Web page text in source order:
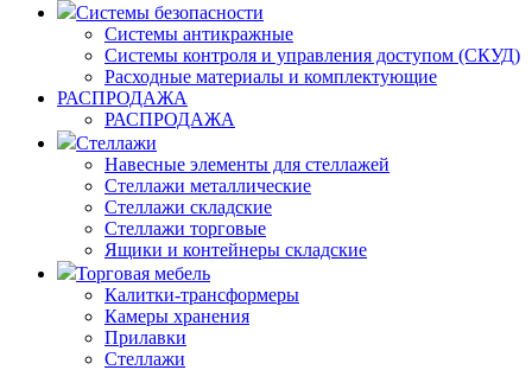
Системы безопасности
Системы антикражные
Системы контроля и управления доступом (СКУД)
Расходные материалы и комплектующие
РАСПРОДАЖА
РАСПРОДАЖА
Стеллажи
Навесные элементы для стеллажей
Стеллажи металлические
Стеллажи складские
Стеллажи торговые
Ящики и контейнеры складские
Торговая мебель
Калитки-трансформеры
Камеры хранения
Прилавки
Стеллажи